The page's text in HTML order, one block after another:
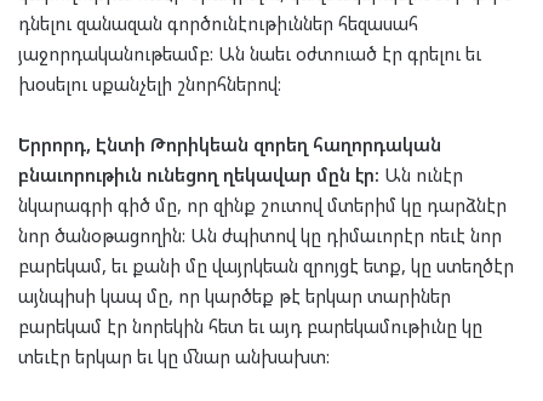
դնելու զանազան գործունէութիւններ հեզասահ
յաջորդականութեամբ: Ան նաեւ օժտուած էր գրելու եւ
խօսելու սքանչելի շնորհներով:
Երրորդ, Էնտի Թորիկեան զորեղ հաղորդական
բնաւորութիւն ունեցող ղեկավար մըն էր: Ան ունէր
նկարագրի գիծ մը, որ զինք շուտով մտերիմ կը դարձնէր
նոր ծանօթացողին: Ան ժպիտով կը դիմաւորէր ոեւէ նոր
բարեկամ, եւ քանի մը վայրկեան զրոյցէ ետք, կը ստեղծէր
այնպիսի կապ մը, որ կարծեք թէ երկար տարիներ
բարեկամ էր նորեկին հետ եւ այդ բարեկամութիւնը կը
տեւէր երկար եւ կը մնար անխախտ: